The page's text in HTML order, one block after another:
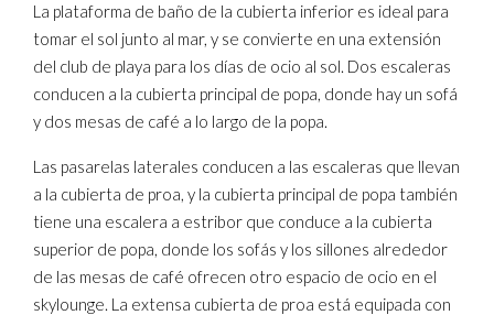
La plataforma de baño de la cubierta inferior es ideal para
tomar el sol junto al mar, y se convierte en una extensión
del club de playa para los días de ocio al sol. Dos escaleras
conducen a la cubierta principal de popa, donde hay un sofá
y dos mesas de café a lo largo de la popa.
Las pasarelas laterales conducen a las escaleras que llevan
a la cubierta de proa, y la cubierta principal de popa también
tiene una escalera a estribor que conduce a la cubierta
superior de popa, donde los sofás y los sillones alrededor
de las mesas de café ofrecen otro espacio de ocio en el
skylounge. La extensa cubierta de proa está equipada con